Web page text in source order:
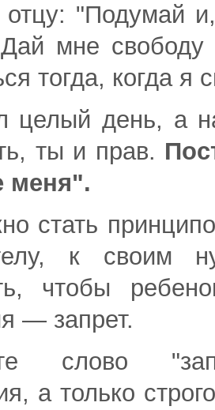
"Подумай
мне свободу
тогда, когда я
целый день, а
ты и прав. П
меня".
стать
к своим
чтобы
— запрет.
слово
а только